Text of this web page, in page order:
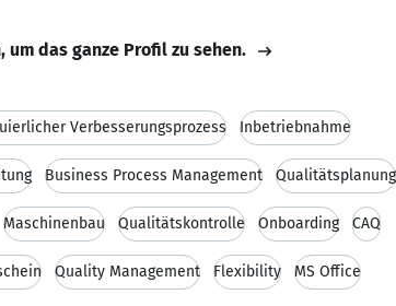
um das ganze Profil zu sehen.
Verbesserungsprozess Inbetriebnahme
Business Process Management Qualitätsplanung
Maschinenbau Qualitätskontrolle Onboarding CAQ
Quality Management Flexibility MS Office